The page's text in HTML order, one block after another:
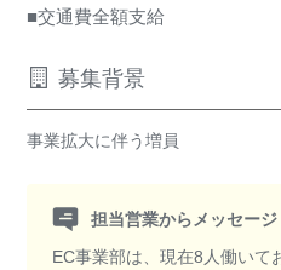
■交通費全額支給
募集背景
事業拡大に伴う増員
担当営業からメッセージ
EC事業部は、現在8人働いて